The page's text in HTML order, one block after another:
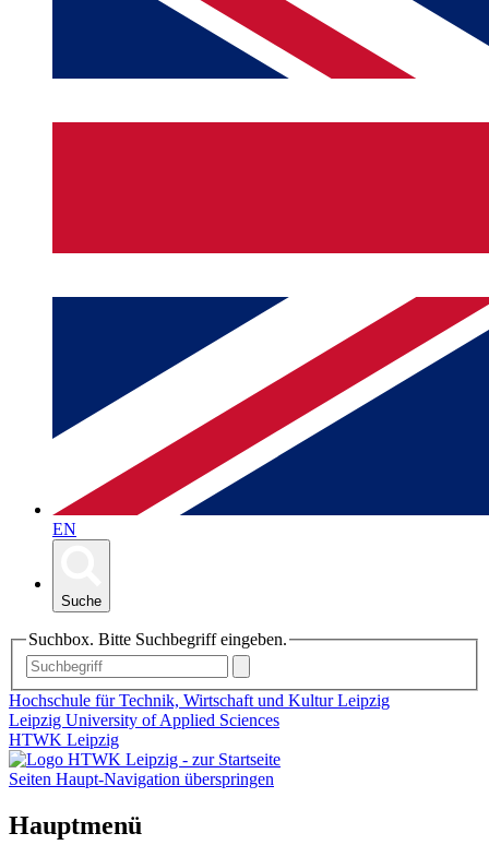
EN
Suche
Suchbox. Bitte Suchbegriff eingeben.
Hochschule für Technik, Wirtschaft und Kultur Leipzig
Leipzig University of Applied Sciences
HTWK Leipzig
Seiten Haupt-Navigation überspringen
Hauptmenü